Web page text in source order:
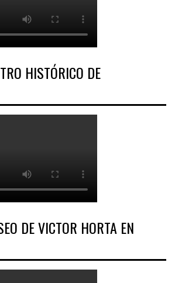
HISTÓRICO DE
DE VICTOR HORTA EN